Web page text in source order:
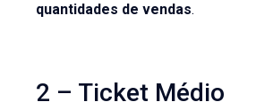
quantidades de vendas.
2 – Ticket Médio